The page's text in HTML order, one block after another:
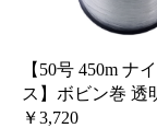
【50号 450m ナ
ス】ボビン巻 透
￥3,720